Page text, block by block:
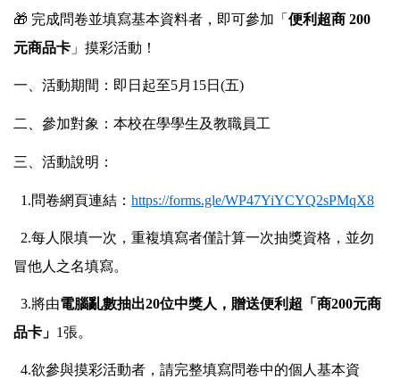
🎁 完成問卷並填寫基本資料者，即可參加「 便利超商 200
元商品卡 」摸彩活動！
一、活動期間：即日起至5月15日(五)
二、參加對象：本校在學學生及教職員工
三、活動說明：
1.問卷網頁連結：https://forms.gle/WP47YiYCYQ2sPMqX8
2.每人限填一次，重複填寫者僅計算一次抽獎資格，並勿
冒他人之名填寫。
3.將由電腦亂數抽出20位中獎人，贈送便利超「商200元商
品卡」 1張。
4.欲參與摸彩活動者，請完整填寫問卷中的個人基本資